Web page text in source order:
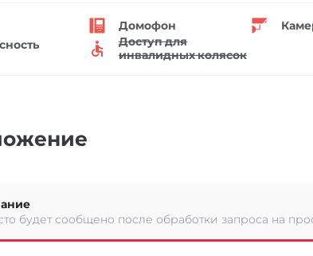
Домофон
Доступ для
инвалидных колясок
будет сообщено после обработки запроса на